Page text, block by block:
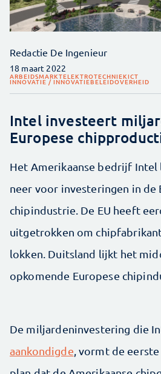
Redactie De Ingenieur
18 maart 2022
ARBEIDSMARKTELEKTROTECHNIEKICT
INNOVATIE / INNOVATIEBELEIDOVERHEID
Intel investeert
Europese
Het Amerikaanse bedrijf
neer voor investeringen in de
chipindustrie. De EU heeft
uitgetrokken om
lokken. Duitsland lijkt het
opkomende Europese
De miljardeninvestering die
aankondigde , vormt de